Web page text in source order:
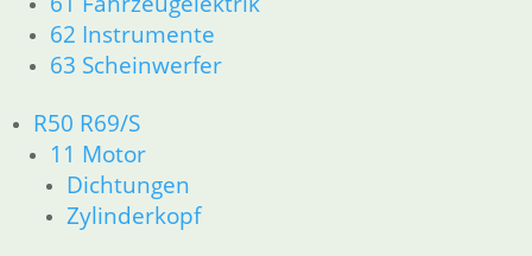
62 Instrumente
63 Scheinwerfer
R50 R69/S
11 Motor
Dichtungen
Zylinderkopf
zzgl.
In den
Warenkorb
In den